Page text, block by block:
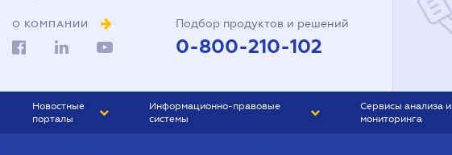
О КОМПАНИИ Подбор продуктов и решений
0-800-210-102
Новостные
порталы
Информационно-правовые
системы
Сервисы анализа и
мониторинга